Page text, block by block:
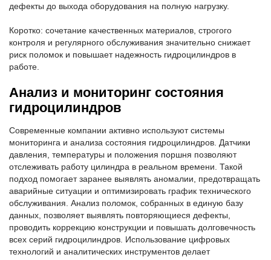
дефекты до выхода оборудования на полную нагрузку.
Коротко: сочетание качественных материалов, строгого
контроля и регулярного обслуживания значительно снижает
риск поломок и повышает надежность гидроцилиндров в
работе.
Анализ и мониторинг состояния
гидроцилиндров
Современные компании активно используют системы
мониторинга и анализа состояния гидроцилиндров. Датчики
давления, температуры и положения поршня позволяют
отслеживать работу цилиндра в реальном времени. Такой
подход помогает заранее выявлять аномалии, предотвращать
аварийные ситуации и оптимизировать график технического
обслуживания. Анализ поломок, собранных в единую базу
данных, позволяет выявлять повторяющиеся дефекты,
проводить коррекцию конструкции и повышать долговечность
всех серий гидроцилиндров. Использование цифровых
технологий и аналитических инструментов делает